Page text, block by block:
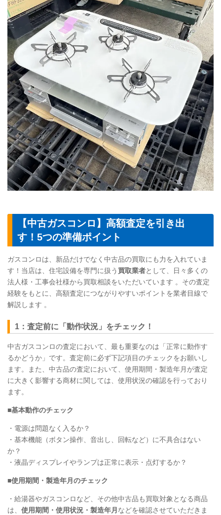
【中古ガスコンロ】高額査定を引き出
す！5つの準備ポイント
ガスコンロは、新品だけでなく中古品の買取にも力を入れていま
す！当店は、住宅設備を専門に扱う 買取業者として、日々多くの
法人様・工事会社様から買取相談をいただいています 。その査定
経験をもとに、高額査定につながりやすいポイントを業者目線で
解説します 。
1：査定前に「動作状況」をチェック！
中古ガスコンロの査定において、最も重要なのは「正常に動作す
るかどうか」です。査定前に必ず下記項目のチェックをお願いし
ます。また、中古品の査定において、使用期間・製造年月が査定
に大きく影響する商材に関しては、使用状況の確認を行っており
ます。
■基本動作のチェック
・電源は問題なく入るか？
・基本機能（ボタン操作、音出し、回転など）に不具合はない
か？
・液晶ディスプレイやランプは正常に表示・点灯するか？
■使用期間・製造年月のチェック
・給湯器やガスコンロなど、その他中古品も買取対象となる商品
は、 使用期間・使用状況・製造年月 などを確認させていただきま